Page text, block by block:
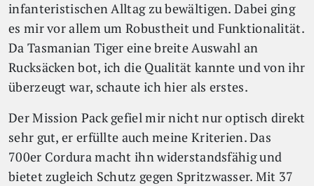
infanteristischen Alltag zu bewältigen. Dabei ging
es mir vor allem um Robustheit und Funktionalität.
Da Tasmanian Tiger eine breite Auswahl an
Rucksäcken bot, ich die Qualität kannte und von ihr
überzeugt war, schaute ich hier als erstes.
Der Mission Pack gefiel mir nicht nur optisch direkt
sehr gut, er erfüllte auch meine Kriterien. Das
700er Cordura macht ihn widerstandsfähig und
bietet zugleich Schutz gegen Spritzwasser. Mit 37